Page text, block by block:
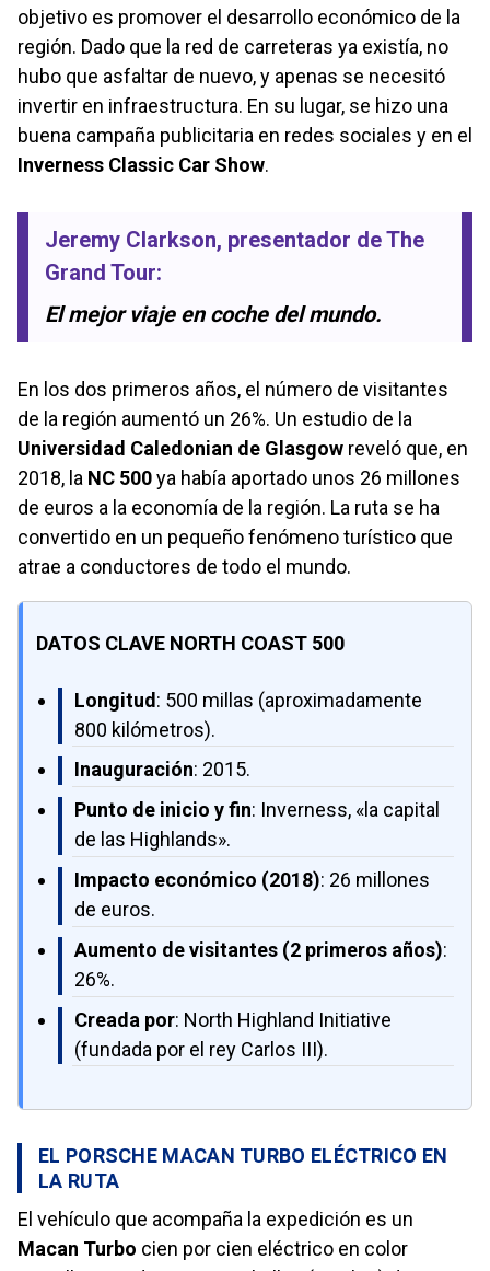
objetivo es promover el desarrollo económico de la
región. Dado que la red de carreteras ya existía, no
hubo que asfaltar de nuevo, y apenas se necesitó
invertir en infraestructura. En su lugar, se hizo una
buena campaña publicitaria en redes sociales y en el
Inverness Classic Car Show.
Jeremy Clarkson, presentador deThe
Grand Tour:
El mejor viaje en coche del mundo.
En los dos primeros años, el número de visitantes
de la región aumentó un 26%. Un estudio de la
Universidad Caledonian de Glasgow reveló que, en
2018, la NC 500ya había aportado unos 26 millones
de euros a la economía de la región. La ruta se ha
convertido en un pequeño fenómeno turístico que
atrae a conductores de todo el mundo.
DATOS CLAVE NORTH COAST 500
Longitud: 500 millas (aproximadamente
800 kilómetros).
Inauguración: 2015.
Punto de inicio y fin: Inverness, «la capital
de las Highlands».
Impacto económico (2018): 26 millones
de euros.
Aumento de visitantes (2 primeros años):
26%.
Creada por: North Highland Initiative
(fundada por el rey Carlos III).
EL PORSCHE MACAN TURBO ELÉCTRICO EN
LA RUTA
El vehículo que acompaña la expedición es un
Macan Turbo cien por cien eléctrico en color